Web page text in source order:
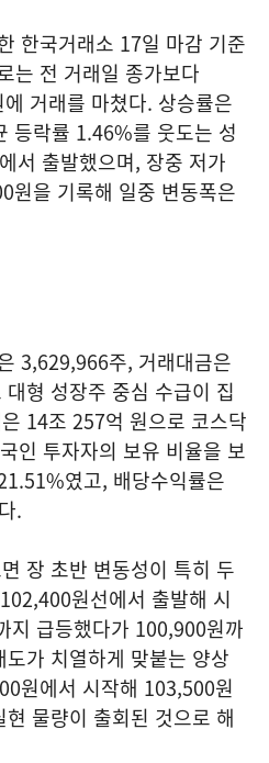
한국거래소 17일 마감 기준
는 전 거래일 종가보다
거래를 마쳤다. 상승률은
등락률 1.46%를 웃도는 성
서 출발했으며, 장중 저가
원을 기록해 일중 변동폭은
3,629,966주, 거래대금은
형 성장주 중심 수급이 집
14조 257억 원으로 코스닥
인 투자자의 보유 비율을 보
였고, 배당수익률은
.
장 초반 변동성이 특히 두
원선에서 출발해 시
지 급등했다가 100,900원까
가 치열하게 맞붙는 양상
원에서 시작해 103,500원
물량이 출회된 것으로 해